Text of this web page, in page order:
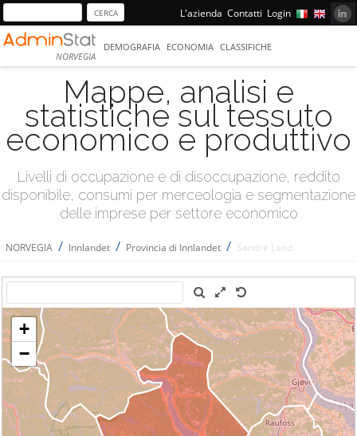
L'azienda Contatti Login
NORVEGIA
DEMOGRAFIA ECONOMIA CLASSIFICHE
Mappe, analisi e
statistiche sul tessuto
economico e produttivo
Livelli di occupazione e di disoccupazione, reddito
disponibile, consumi per merceologia e segmentazione
delle imprese per settore economico
NORVEGIA / Innlandet / Provincia di Innlandet / Søndre Land